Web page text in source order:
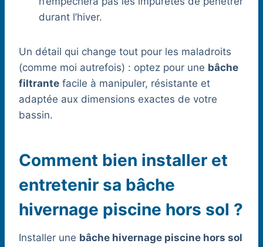
durant l’hiver.
Un détail qui change tout pour les maladroits
(comme moi autrefois) : optez pour une bâche
filtrante facile à manipuler, résistante et
adaptée aux dimensions exactes de votre
bassin.
Comment bien installer et
entretenir sa bâche
hivernage piscine hors sol ?
Installer une bâche hivernage piscine hors sol